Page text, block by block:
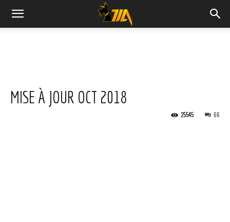
Cook
Magimix
MISE À JOUR OCT 2018
66
25545